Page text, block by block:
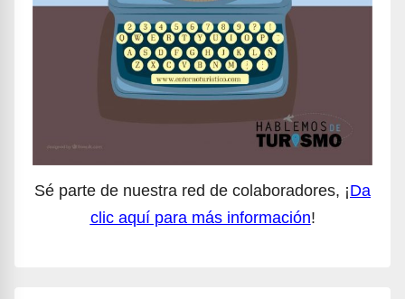
Sé parte de nuestra red de colaboradores, ¡Da
clic aquí para más información!